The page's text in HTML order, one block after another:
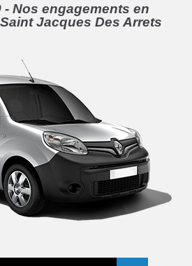
- Nos engagements en
Jacques Des Arrets